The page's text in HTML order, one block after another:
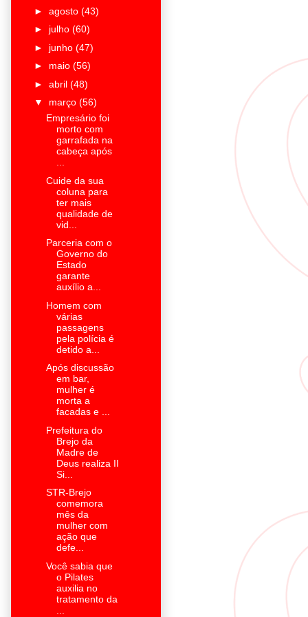
► agosto (43)
► julho (60)
► junho (47)
► maio (56)
► abril (48)
▼ março (56)
Empresário foi
morto com
garrafada na
cabeça após
...
Cuide da sua
coluna para
ter mais
qualidade de
vid...
Parceria com o
Governo do
Estado
garante
auxílio a...
Homem com
várias
passagens
pela polícia é
detido a...
Após discussão
em bar,
mulher é
morta a
facadas e ...
Prefeitura do
Brejo da
Madre de
Deus realiza II
Si...
STR-Brejo
comemora
mês da
mulher com
ação que
defe...
Você sabia que
o Pilates
auxilia no
tratamento da